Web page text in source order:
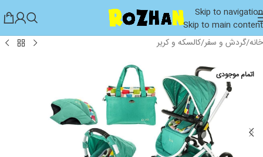
Skip to navigation
Skip to main content
خانه/گردش و سفر/کالسکه و کریر
اتمام موجودی